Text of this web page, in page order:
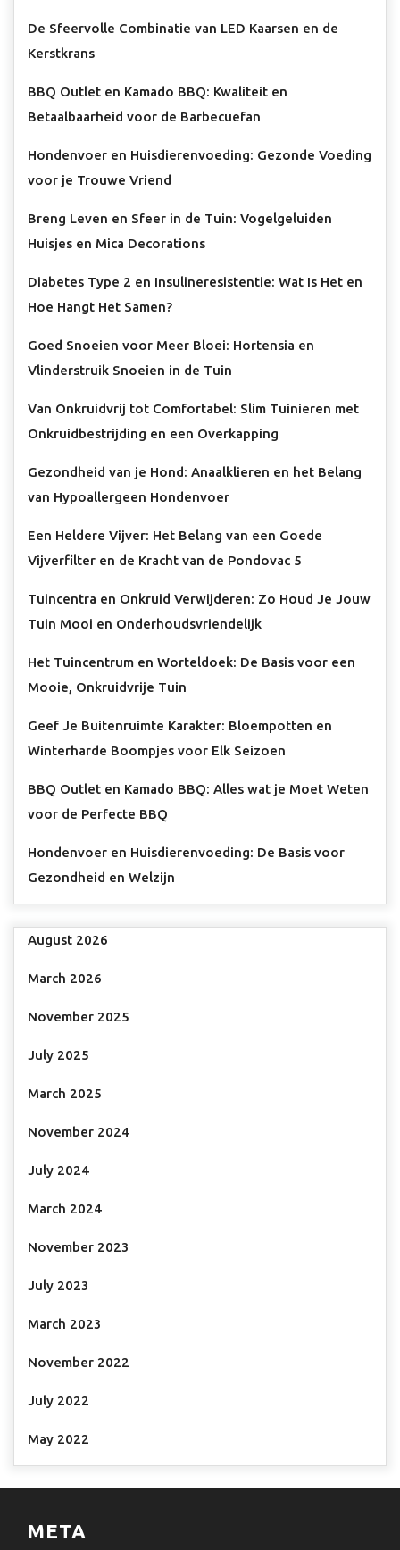
De Sfeervolle Combinatie van LED Kaarsen en de
Kerstkrans
BBQ Outlet en Kamado BBQ: Kwaliteit en
Betaalbaarheid voor de Barbecuefan
Hondenvoer en Huisdierenvoeding: Gezonde Voeding
voor je Trouwe Vriend
Breng Leven en Sfeer in de Tuin: Vogelgeluiden
Huisjes en Mica Decorations
Diabetes Type 2 en Insulineresistentie: Wat Is Het en
Hoe Hangt Het Samen?
Goed Snoeien voor Meer Bloei: Hortensia en
Vlinderstruik Snoeien in de Tuin
Van Onkruidvrij tot Comfortabel: Slim Tuinieren met
Onkruidbestrijding en een Overkapping
Gezondheid van je Hond: Anaalklieren en het Belang
van Hypoallergeen Hondenvoer
Een Heldere Vijver: Het Belang van een Goede
Vijverfilter en de Kracht van de Pondovac 5
Tuincentra en Onkruid Verwijderen: Zo Houd Je Jouw
Tuin Mooi en Onderhoudsvriendelijk
Het Tuincentrum en Worteldoek: De Basis voor een
Mooie, Onkruidvrije Tuin
Geef Je Buitenruimte Karakter: Bloempotten en
Winterharde Boompjes voor Elk Seizoen
BBQ Outlet en Kamado BBQ: Alles wat je Moet Weten
voor de Perfecte BBQ
Hondenvoer en Huisdierenvoeding: De Basis voor
Gezondheid en Welzijn
August 2026
March 2026
November 2025
July 2025
March 2025
November 2024
July 2024
March 2024
November 2023
July 2023
March 2023
November 2022
July 2022
May 2022
META